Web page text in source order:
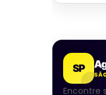
SP
Encontre